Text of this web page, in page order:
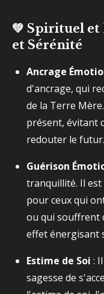
💚 Spirituel
et Sérénité
Ancrage
d'ancrage, qui
de la Terre
présent, évitant
redouter le futur.
Guérison
tranquillité. Il
pour ceux qui
ou qui souffrent
effet énergisant
Estime de Soi :
sagesse de